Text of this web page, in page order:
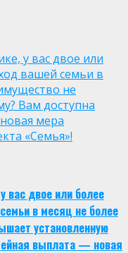
у вас двое или
вашей семьи в
не
Вам доступна
мера
«Семья»!
вас двое или более
в месяц не более
установленную
выплата — новая